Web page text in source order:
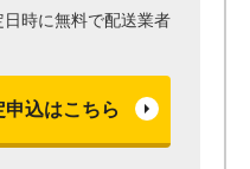
時に無料で配送業者
込はこちら